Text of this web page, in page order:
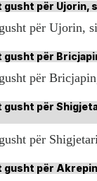
për Ujorin,
për
për